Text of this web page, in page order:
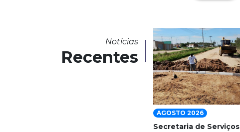
Notícias
Recentes
AGOSTO 2026
Secretaria de Serviços